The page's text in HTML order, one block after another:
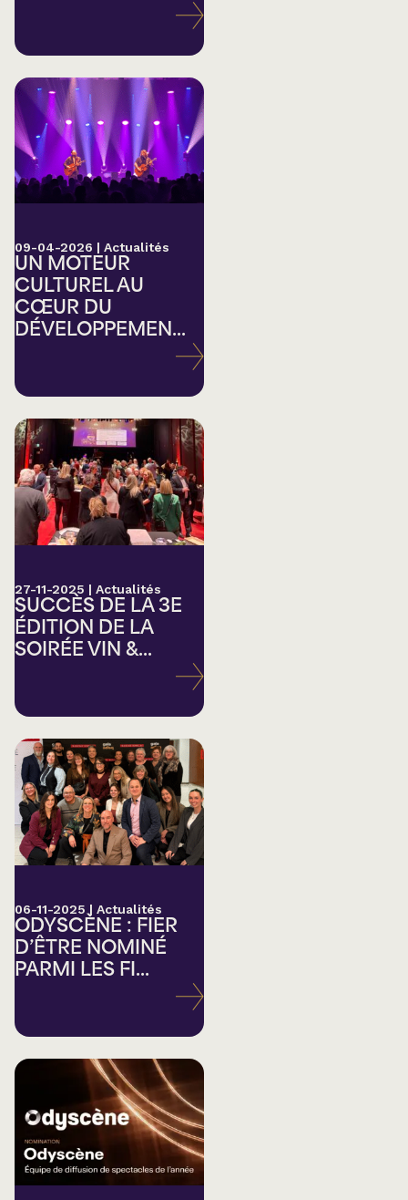
09-04-2026 | Actualités
UN MOTEUR
CULTUREL AU
CŒUR DU
DÉVELOPPEMEN...
27-11-2025 | Actualités
SUCCÈS DE LA 3E
ÉDITION DE LA
SOIRÉE VIN &...
06-11-2025 | Actualités
ODYSCÈNE : FIER
D’ÊTRE NOMINÉ
PARMI LES FI...